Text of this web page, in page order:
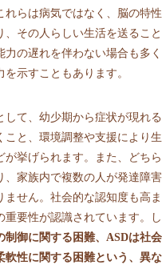
れらは病気ではなく、脳の特
、その人らしい生活を送るこ
力の遅れを伴わない場合も多
を示すこともあります。
して、幼少期から症状が現れ
こと、環境調整や支援により
が挙げられます。また、どち
、家族内で複数の人が発達障
ません。社会的な認知度も高
重要性が認識されています。し
制御に関する困難、ASDは社
軟性に関する困難という、異